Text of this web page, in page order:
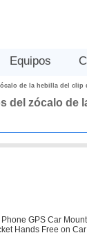
Equipos
de la hebilla del
del zócalo de